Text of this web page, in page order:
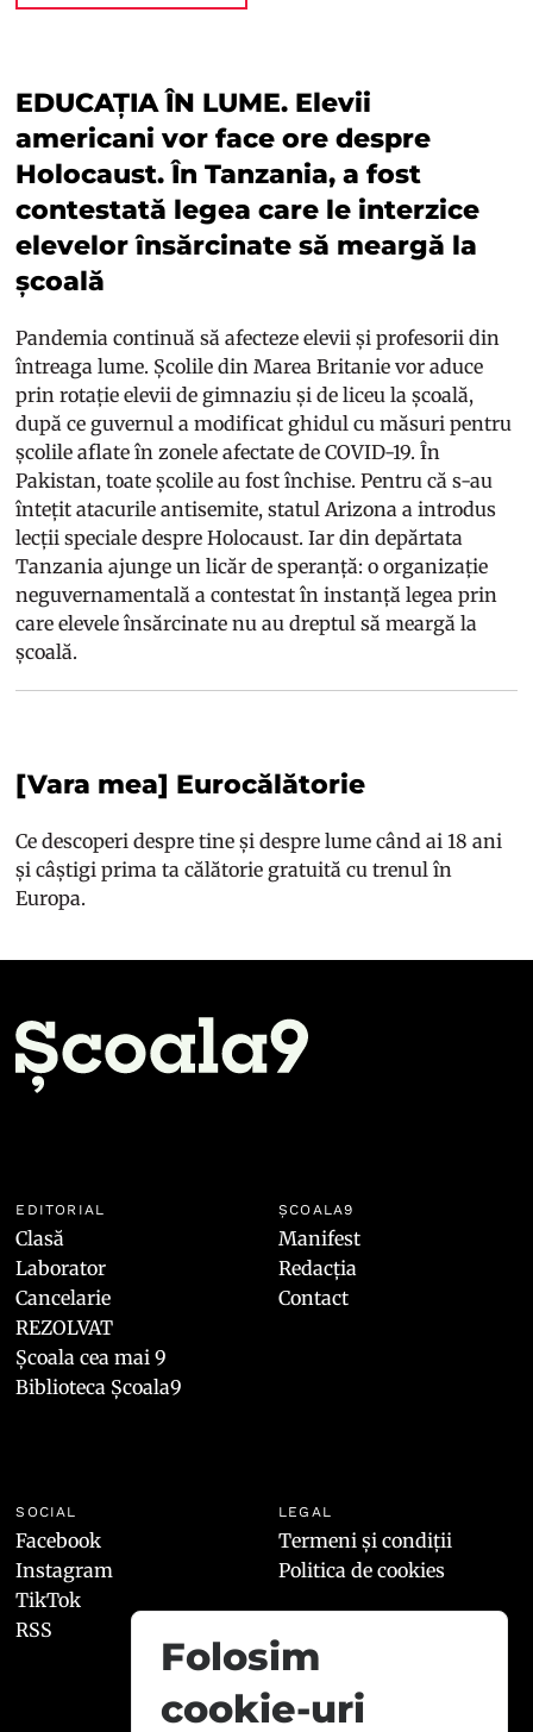
EDUCAȚIA ÎN LUME. Elevii
americani vor face ore despre
Holocaust. În Tanzania, a fost
contestată legea care le interzice
elevelor însărcinate să meargă la
școală
Pandemia continuă să afecteze elevii și profesorii din
întreaga lume. Școlile din Marea Britanie vor aduce
prin rotație elevii de gimnaziu și de liceu la școală,
după ce guvernul a modificat ghidul cu măsuri pentru
școlile aflate în zonele afectate de COVID-19. În
Pakistan, toate școlile au fost închise. Pentru că s-au
întețit atacurile antisemite, statul Arizona a introdus
lecții speciale despre Holocaust. Iar din depărtata
Tanzania ajunge un licăr de speranță: o organizație
neguvernamentală a contestat în instanță legea prin
care elevele însărcinate nu au dreptul să meargă la
școală.
[Vara mea] Eurocălătorie
Ce descoperi despre tine și despre lume când ai 18 ani
și câștigi prima ta călătorie gratuită cu trenul în
Europa.
EDITORIAL
Clasă
Laborator
Cancelarie
REZOLVAT
Școala cea mai 9
Biblioteca Școala9
ȘCOALA9
Manifest
Redacția
Contact
SOCIAL
Facebook
Instagram
TikTok
RSS
LEGAL
Termeni și condiții
Politica de cookies
Folosim
cookie-uri